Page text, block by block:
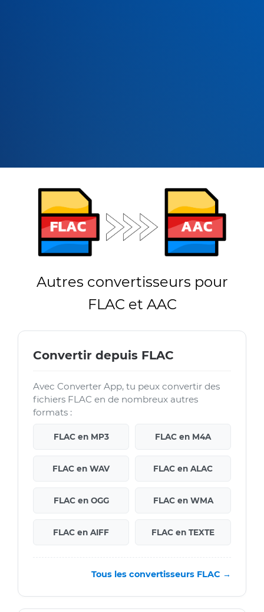
Autres convertisseurs pour
FLAC et AAC
Convertir depuis FLAC
Avec Converter App, tu peux convertir des
fichiers FLAC en de nombreux autres
formats :
FLAC en MP3 FLAC en M4A
FLAC en WAV FLAC en ALAC
FLAC en OGG FLAC en WMA
FLAC en AIFF FLAC en TEXTE
Tous les convertisseurs FLAC →